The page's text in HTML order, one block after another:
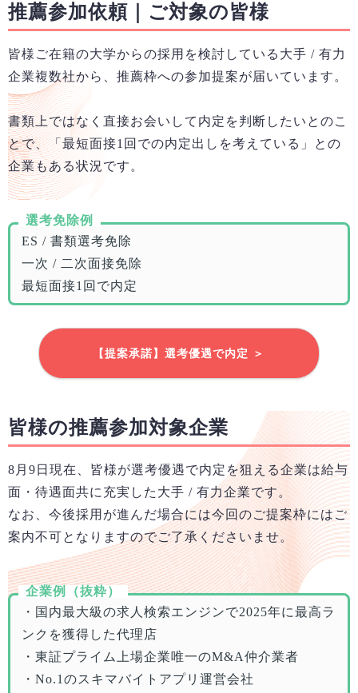
推薦参加依頼｜ご対象の皆様
皆様ご在籍の大学からの採用を検討している大手 / 有力
企業複数社から、推薦枠への参加提案が届いています。
書類上ではなく直接お会いして内定を判断したいとのこ
とで、「最短面接1回での内定出しを考えている」との
企業もある状況です。
選考免除例
ES / 書類選考免除
一次 / 二次面接免除
最短面接1回で内定
【提案承諾】選考優遇で内定 ＞
皆様の推薦参加対象企業
8月9日 現在、皆様が選考優遇で内定を狙える企業は給与
面・待遇面共に充実した大手 / 有力企業です。
なお、今後採用が進んだ場合には今回のご提案枠にはご
案内不可となりますのでご了承くださいませ。
企業例（抜粋）
・国内最大級の求人検索エンジンで2025年に最高ラ
ンクを獲得した代理店
・東証プライム上場企業唯一のM&A仲介業者
・No.1のスキマバイトアプリ運営会社